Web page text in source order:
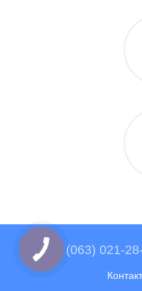
+38 (063) 021-